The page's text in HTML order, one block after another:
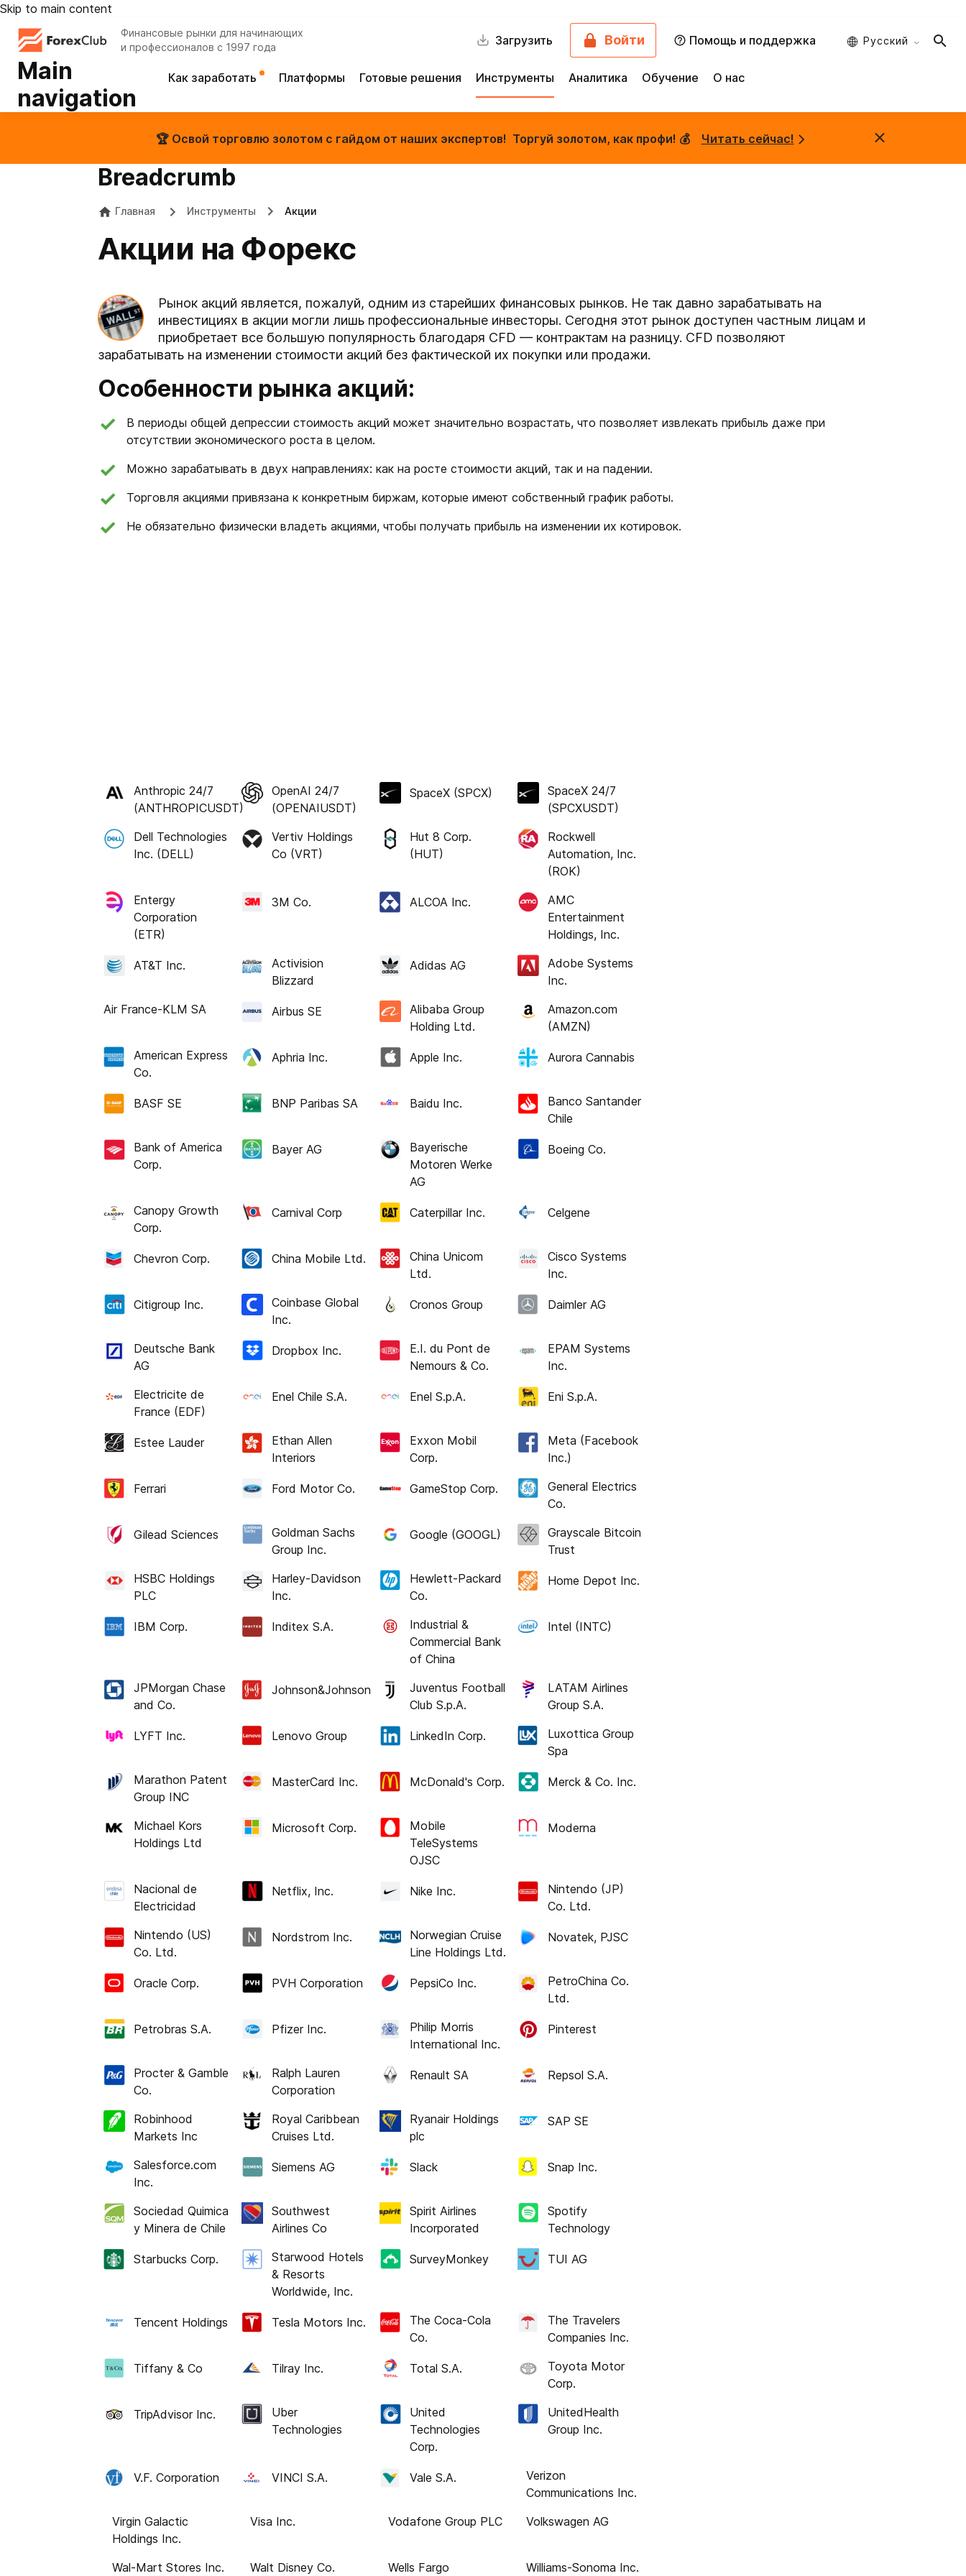
Skip to main content
Финансовые рынки для начинающих
и профессионалов с 1997 года
Загрузить Войти Помощь и поддержка Русский
Main
navigation
Как заработать Платформы Готовые решения Инструменты Аналитика Обучение О нас
🏆 Освой торговлю золотом с гайдом от наших экспертов! Торгуй золотом, как профи! 💰 Читать сейчас!
Breadcrumb
Главная Инструменты Акции
Акции на Форекс
Рынок акций является, пожалуй, одним из старейших финансовых рынков. Не так давно зарабатывать на
инвестициях в акции могли лишь профессиональные инвесторы. Сегодня этот рынок доступен частным лицам и
приобретает все большую популярность благодаря CFD — контрактам на разницу. CFD позволяют
зарабатывать на изменении стоимости акций без фактической их покупки или продажи.
Особенности рынка акций:
В периоды общей депрессии стоимость акций может значительно возрастать, что позволяет извлекать прибыль даже при
отсутствии экономического роста в целом.
Можно зарабатывать в двух направлениях: как на росте стоимости акций, так и на падении.
Торговля акциями привязана к конкретным биржам, которые имеют собственный график работы.
Не обязательно физически владеть акциями, чтобы получать прибыль на изменении их котировок.
Anthropic 24/7
(ANTHROPICUSDT)
OpenAI 24/7
(OPENAIUSDT)
SpaceX (SPCX)
SpaceX 24/7
(SPCXUSDT)
Dell Technologies
Inc. (DELL)
Vertiv Holdings
Co (VRT)
Hut 8 Corp.
(HUT)
Rockwell
Automation, Inc.
(ROK)
Entergy
Corporation
(ETR)
3M Co. ALCOA Inc.
AMC
Entertainment
Holdings, Inc.
AT&T Inc.
Activision
Blizzard
Adidas AG
Adobe Systems
Inc.
Air France-KLM SA
Airbus SE
Alibaba Group
Holding Ltd.
Amazon.com
(AMZN)
American Express
Co.
Aphria Inc. Apple Inc. Aurora Cannabis
BASF SE BNP Paribas SA Baidu Inc.
Banco Santander
Chile
Bank of America
Corp.
Bayer AG
Bayerische
Motoren Werke
AG
Boeing Co.
Canopy Growth
Corp.
Carnival Corp Caterpillar Inc. Celgene
Chevron Corp. China Mobile Ltd.
China Unicom
Ltd.
Cisco Systems
Inc.
Citigroup Inc.
Coinbase Global
Inc.
Cronos Group Daimler AG
Deutsche Bank
AG
Dropbox Inc.
E.I. du Pont de
Nemours & Co.
EPAM Systems
Inc.
Electricite de
France (EDF)
Enel Chile S.A. Enel S.p.A. Eni S.p.A.
Estee Lauder
Ethan Allen
Interiors
Exxon Mobil
Corp.
Meta (Facebook
Inc.)
Ferrari Ford Motor Co. GameStop Corp.
General Electrics
Co.
Gilead Sciences
Goldman Sachs
Group Inc.
Google (GOOGL)
Grayscale Bitcoin
Trust
HSBC Holdings
PLC
Harley-Davidson
Inc.
Hewlett-Packard
Co.
Home Depot Inc.
IBM Corp. Inditex S.A.
Industrial &
Commercial Bank
of China
Intel (INTC)
JPMorgan Chase
and Co.
Johnson&Johnson
Juventus Football
Club S.p.A.
LATAM Airlines
Group S.A.
LYFT Inc. Lenovo Group LinkedIn Corp.
Luxottica Group
Spa
Marathon Patent
Group INC
MasterCard Inc. McDonald's Corp. Merck & Co. Inc.
Michael Kors
Holdings Ltd
Microsoft Corp.
Mobile
TeleSystems
OJSC
Moderna
Nacional de
Electricidad
Netflix, Inc. Nike Inc.
Nintendo (JP)
Co. Ltd.
Nintendo (US)
Co. Ltd.
Nordstrom Inc.
Norwegian Cruise
Line Holdings Ltd.
Novatek, PJSC
Oracle Corp. PVH Сorporation PepsiCo Inc.
PetroChina Co.
Ltd.
Petrobras S.A. Pfizer Inc.
Philip Morris
International Inc.
Pinterest
Procter & Gamble
Co.
Ralph Lauren
Corporation
Renault SA Repsol S.A.
Robinhood
Markets Inc
Royal Caribbean
Cruises Ltd.
Ryanair Holdings
plc
SAP SE
Salesforce.com
Inc.
Siemens AG Slack Snap Inc.
Sociedad Quimica
y Minera de Chile
Southwest
Airlines Co
Spirit Airlines
Incorporated
Spotify
Technology
Starbucks Corp.
Starwood Hotels
& Resorts
Worldwide, Inc.
SurveyMonkey TUI AG
Tencent Holdings Tesla Motors Inc.
The Coca-Cola
Co.
The Travelers
Companies Inc.
Tiffany & Co Tilray Inc. Total S.A.
Toyota Motor
Corp.
TripAdvisor Inc.
Uber
Technologies
United
Technologies
Corp.
UnitedHealth
Group Inc.
V.F. Corporation VINCI S.A. Vale S.A.
Verizon
Communications
Virgin Galactic